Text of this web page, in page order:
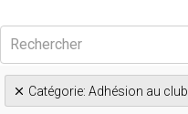
Catégorie: Adhésion au club